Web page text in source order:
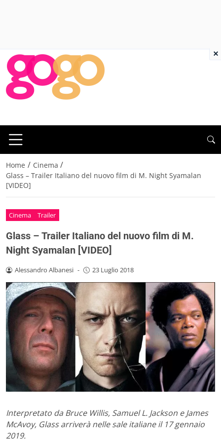
Home / Cinema /
Glass – Trailer Italiano del nuovo film di M. Night Syamalan
[VIDEO]
Cinema Trailer
Glass – Trailer Italiano del nuovo film di M.
Night Syamalan [VIDEO]
Alessandro Albanesi - 23 Luglio 2018
Interpretato da Bruce Willis, Samuel L. Jackson e James
McAvoy, Glass arriverà nelle sale italiane il 17 gennaio
2019.
×